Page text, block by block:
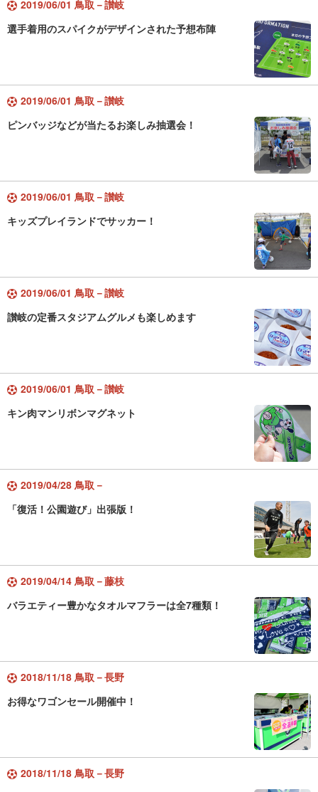
2019/06/01 鳥取－讃岐
選手着用のスパイクがデザインされた予想布陣
2019/06/01 鳥取－讃岐
ピンバッジなどが当たるお楽しみ抽選会！
2019/06/01 鳥取－讃岐
キッズプレイランドでサッカー！
2019/06/01 鳥取－讃岐
讃岐の定番スタジアムグルメも楽しめます
2019/06/01 鳥取－讃岐
キン肉マンリボンマグネット
2019/04/28 鳥取－
「復活！公園遊び」出張版！
2019/04/14 鳥取－藤枝
バラエティー豊かなタオルマフラーは全7種類！
2018/11/18 鳥取－長野
お得なワゴンセール開催中！
2018/11/18 鳥取－長野